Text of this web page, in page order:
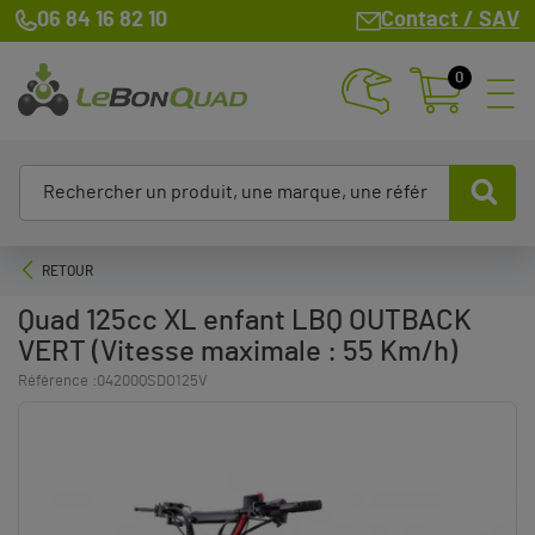
06 84 16 82 10 Contact / SAV
0
RETOUR
Quad 125cc XL enfant LBQ OUTBACK
VERT (Vitesse maximale : 55 Km/h)
Référence :04200QSDO125V